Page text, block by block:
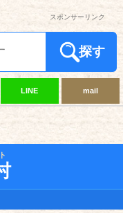
スポンサーリンク
探す
LINE mail